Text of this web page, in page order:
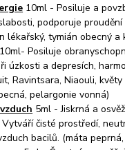
10ml - Posiluje a
podporuje
lékařský, tymián obecný a
10ml- Posiluje
úzkosti a depresích,
Ravintsara, Niaouli,
pelargonie vonná)
5ml - Jiskrná a
Vytváří čisté prostředí,
bacilů. (máta